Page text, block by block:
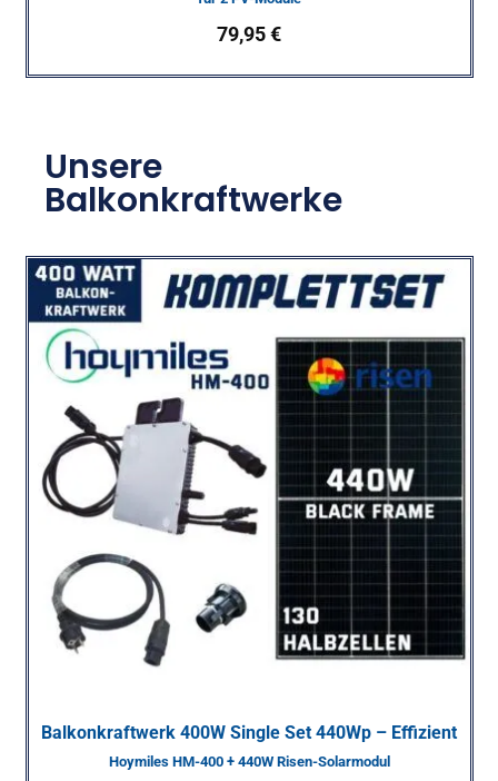
79,95€
Unsere
Balkonkraftwerke
Balkonkraftwerk 400W Single Set 440Wp – Effizient
Hoymiles HM-400 + 440W Risen-Solarmodul